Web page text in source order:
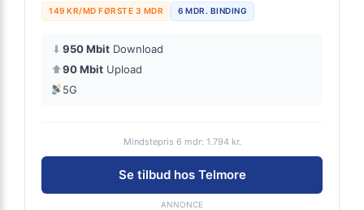
149 KR/MD FØRSTE 3 MDR 6 MDR. BINDING
⬇ 950 Mbit Download
⬆90 Mbit Upload
5G
Mindstepris 6 mdr: 1.794 kr.
Se tilbud hos Telmore
ANNONCE